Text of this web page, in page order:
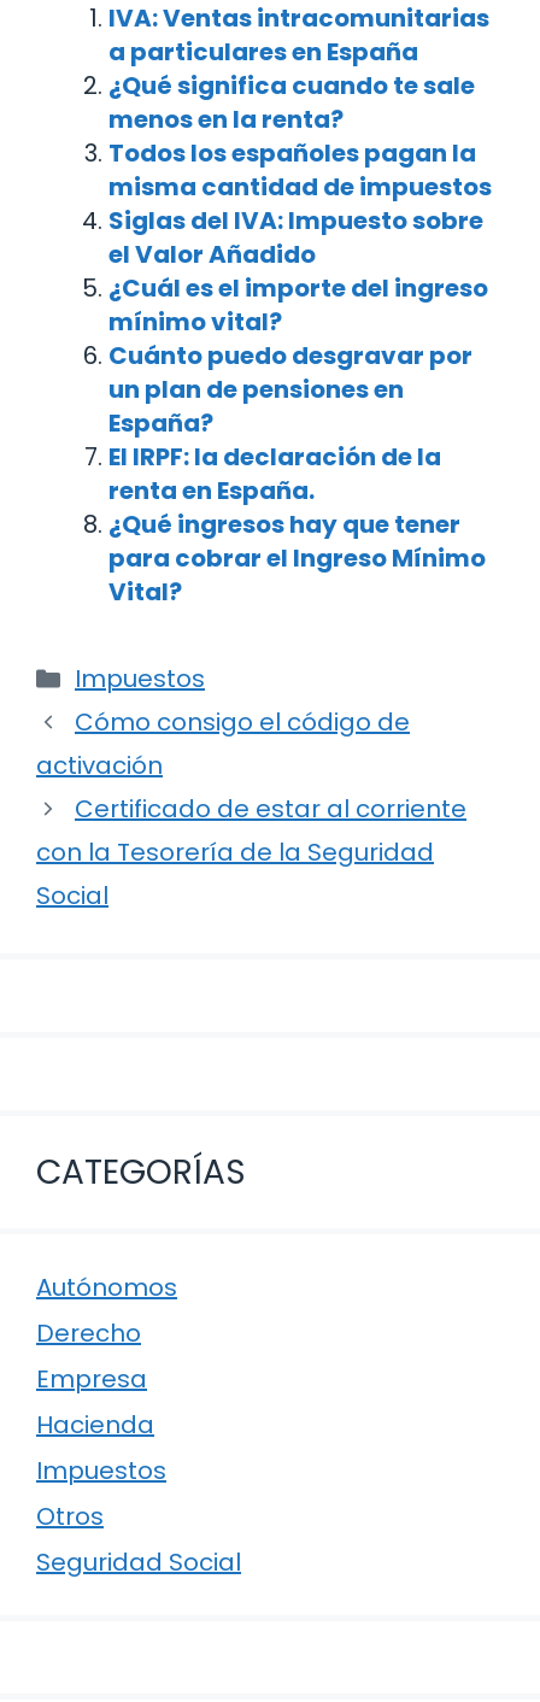
IVA: Ventas intracomunitarias
a particulares en España
¿Qué significa cuando te sale
menos en la renta?
Todos los españoles pagan la
misma cantidad de impuestos
Siglas del IVA: Impuesto sobre
el Valor Añadido
¿Cuál es el importe del ingreso
mínimo vital?
Cuánto puedo desgravar por
un plan de pensiones en
España?
El IRPF: la declaración de la
renta en España.
¿Qué ingresos hay que tener
para cobrar el Ingreso Mínimo
Vital?
Categorías
Impuestos
Navegación
de
Cómo consigo el código de
activación
Certificado de estar al corriente
con la Tesorería de la Seguridad
Social
CATEGORÍAS
Autónomos
Derecho
Empresa
Hacienda
Impuestos
Otros
Seguridad Social